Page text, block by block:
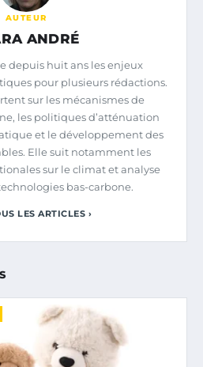
AUTEUR
ANDRÉ
depuis huit ans les enjeux
pour plusieurs rédactions.
sur les mécanismes de
les politiques d’atténuation
et le développement des
Elle suit notamment les
sur le climat et analyse
bas-carbone.
LES ARTICLES ›